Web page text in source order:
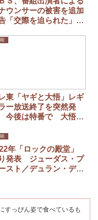
ウンサーの被害を追加
「交際を迫られた」
求められ…」
東「ヤギと大悟」レギ
ー放送終了を突然発
今後は特番で 大悟
年「ロックの殿堂」
発表 ジューダス・プ
スト／デュラン・デュ
っぴん姿で食べているも